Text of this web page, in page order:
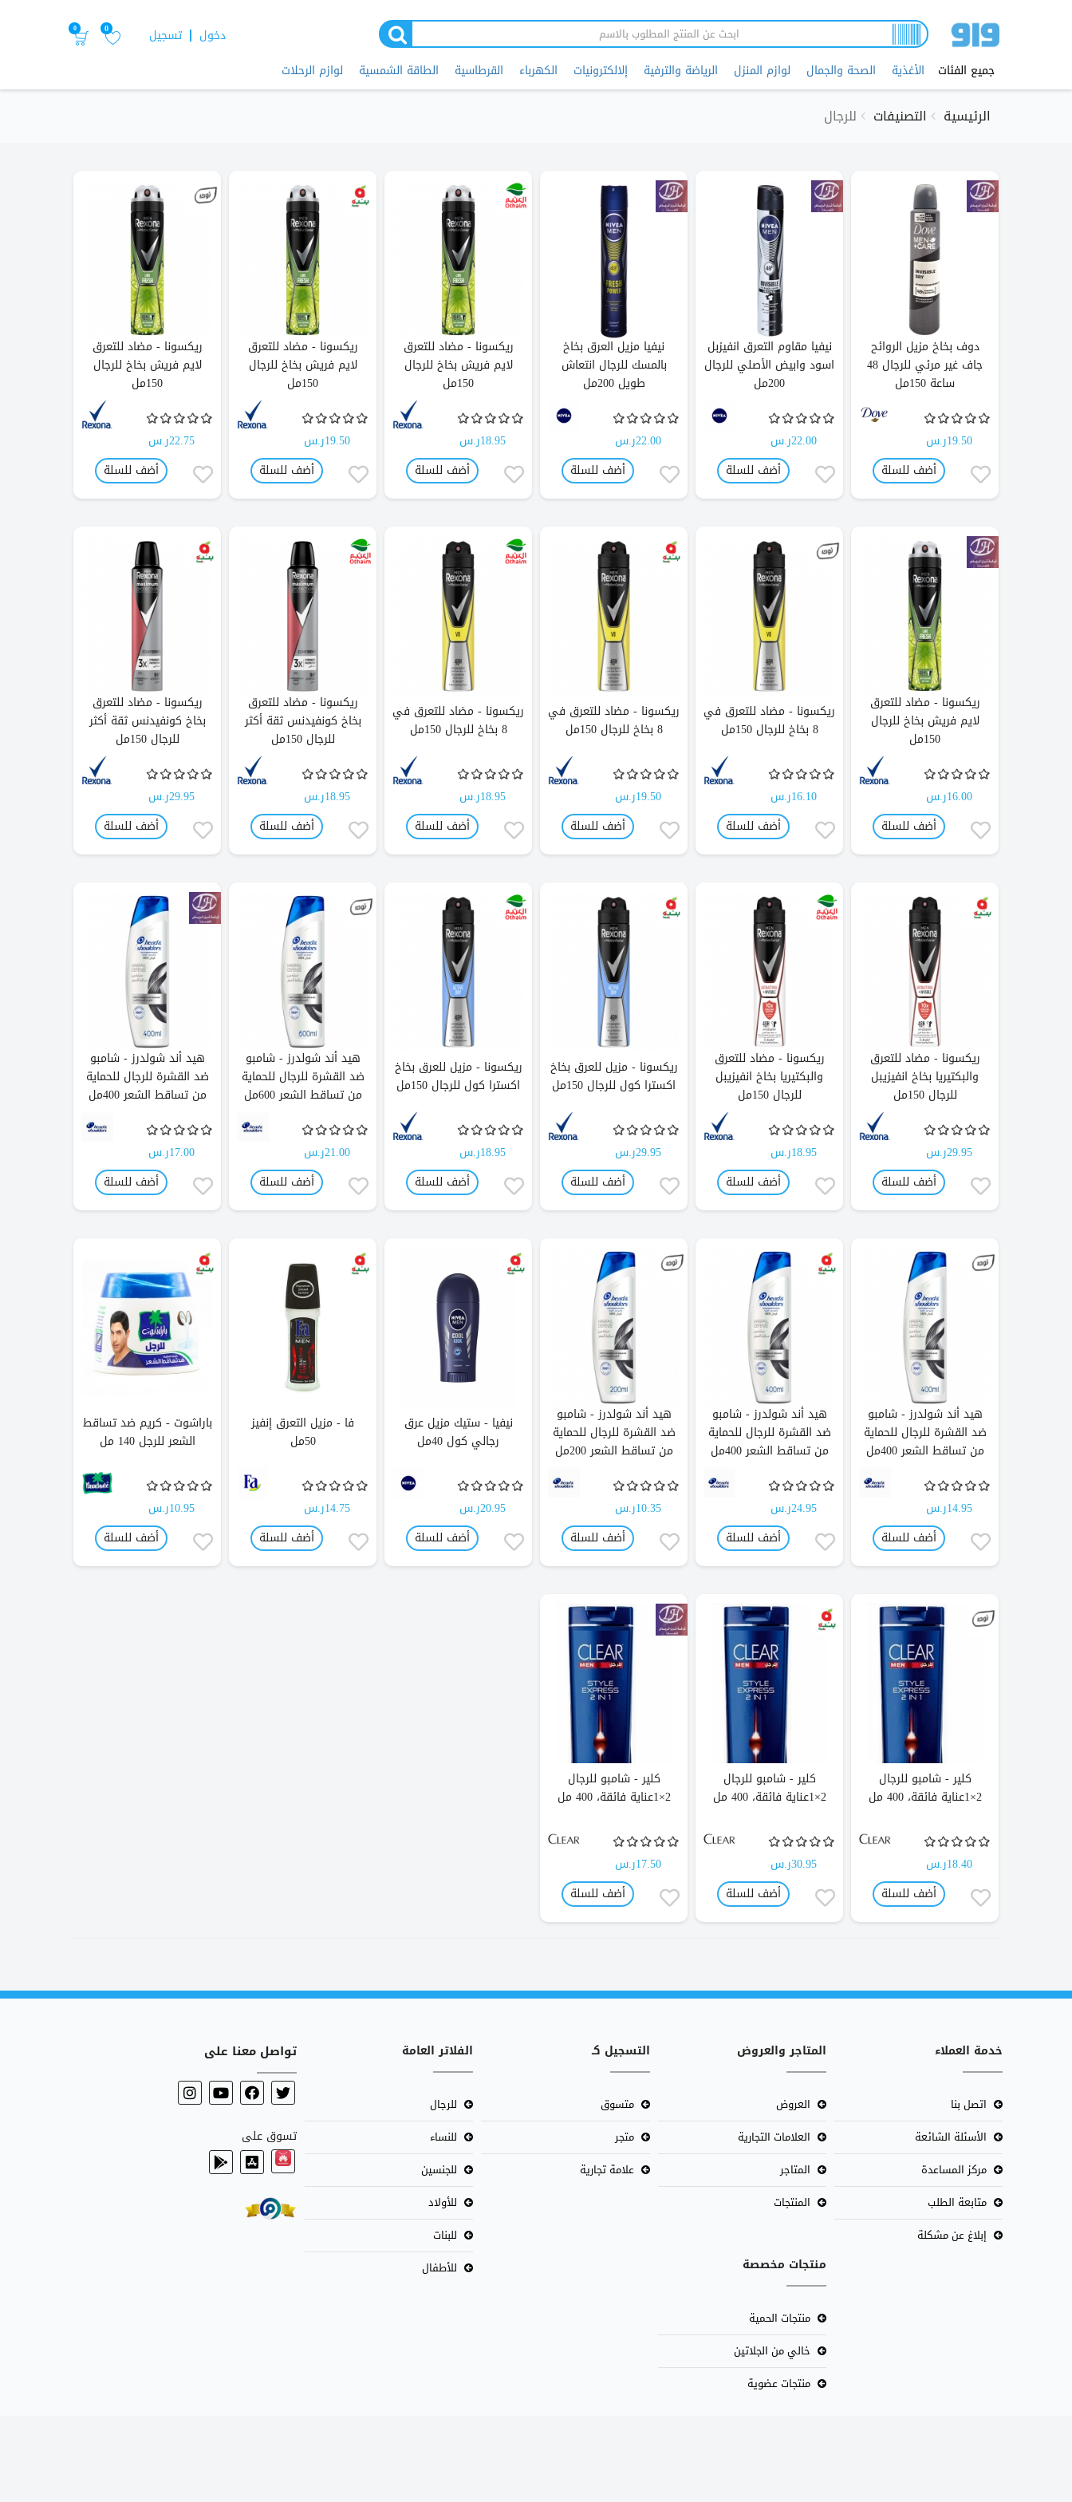
تسجيل دخول 0
0
جميع الفئات الأغذية الصحة والجمال لوازم المنزل الرياضة والترفية إلالكترونيات الكهرباء القرطاسية الطاقة الشمسية لوازم الرحلات
الرئيسية التصنيفات للرجال
دوف بخاخ مزيل الروائح
جاف غير مرئي للرجال 48
ساعة 150مل
19.50ر.س
أضف للسلة
نيفيا مقاوم التعرق انفيزبل
اسود وابيض الأصلي للرجال
200مل
22.00ر.س
أضف للسلة
نيفيا مزيل العرق بخاخ
بالمسك للرجال انتعاش
طويل 200مل
22.00ر.س
أضف للسلة
ريكسونا - مضاد للتعرق
لايم فريش بخاخ للرجال
150مل
18.95ر.س
أضف للسلة
ريكسونا - مضاد للتعرق
لايم فريش بخاخ للرجال
150مل
19.50ر.س
أضف للسلة
ريكسونا - مضاد للتعرق
لايم فريش بخاخ للرجال
150مل
22.75ر.س
أضف للسلة
ريكسونا - مضاد للتعرق
لايم فريش بخاخ للرجال
150مل
16.00ر.س
أضف للسلة
ريكسونا - مضاد للتعرق في
8 بخاخ للرجال 150مل
16.10ر.س
أضف للسلة
ريكسونا - مضاد للتعرق في
8 بخاخ للرجال 150مل
19.50ر.س
أضف للسلة
ريكسونا - مضاد للتعرق في
8 بخاخ للرجال 150مل
18.95ر.س
أضف للسلة
ريكسونا - مضاد للتعرق
بخاخ كونفيدنس ثقة أكثر
للرجال 150مل
18.95ر.س
أضف للسلة
ريكسونا - مضاد للتعرق
بخاخ كونفيدنس ثقة أكثر
للرجال 150مل
29.95ر.س
أضف للسلة
ريكسونا - مضاد للتعرق
والبكتيريا بخاخ انفيزيبل
للرجال 150مل
29.95ر.س
أضف للسلة
ريكسونا - مضاد للتعرق
والبكتيريا بخاخ انفيزيبل
للرجال 150مل
18.95ر.س
أضف للسلة
ريكسونا - مزيل للعرق بخاخ
اكسترا كول للرجال 150مل
29.95ر.س
أضف للسلة
ريكسونا - مزيل للعرق بخاخ
اكسترا كول للرجال 150مل
18.95ر.س
أضف للسلة
هيد أند شولدرز - شامبو
ضد القشرة للرجال للحماية
من تساقط الشعر 600مل
21.00ر.س
أضف للسلة
هيد أند شولدرز - شامبو
ضد القشرة للرجال للحماية
من تساقط الشعر 400مل
17.00ر.س
أضف للسلة
هيد أند شولدرز - شامبو
ضد القشرة للرجال للحماية
من تساقط الشعر 400مل
14.95ر.س
أضف للسلة
هيد أند شولدرز - شامبو
ضد القشرة للرجال للحماية
من تساقط الشعر 400مل
24.95ر.س
أضف للسلة
هيد أند شولدرز - شامبو
ضد القشرة للرجال للحماية
من تساقط الشعر 200مل
10.35ر.س
أضف للسلة
نيفيا - ستيك مزيل عرق
رجالي كول 40مل
20.95ر.س
أضف للسلة
فا - مزيل التعرق إنفيز
50مل
14.75ر.س
أضف للسلة
باراشوت - كريم ضد تساقط
الشعر للرجل 140 مل
10.95ر.س
أضف للسلة
كلير - شامبو للرجال
2×1عناية فائقة، 400 مل
18.40ر.س
أضف للسلة
كلير - شامبو للرجال
2×1عناية فائقة، 400 مل
30.95ر.س
أضف للسلة
كلير - شامبو للرجال
2×1عناية فائقة، 400 مل
17.50ر.س
أضف للسلة
خدمة العملاء
اتصل بنا
الأسئلة الشائعة
مركز المساعدة
متابعة الطلب
إبلاغ عن مشكلة
المتاجر والعروض
العروض
العلامات التجارية
المتاجر
المنتجات
منتجات مخصصة
منتجات الحمية
خالي من الجلاتين
منتجات عضوية
التسجيل كـ
متسوق
متجر
علامة تجارية
الفلاتر العامة
للرجال
للنساء
للجنسين
للأولاد
للبنات
للأطفال
تواصل معنا على
تسوق على